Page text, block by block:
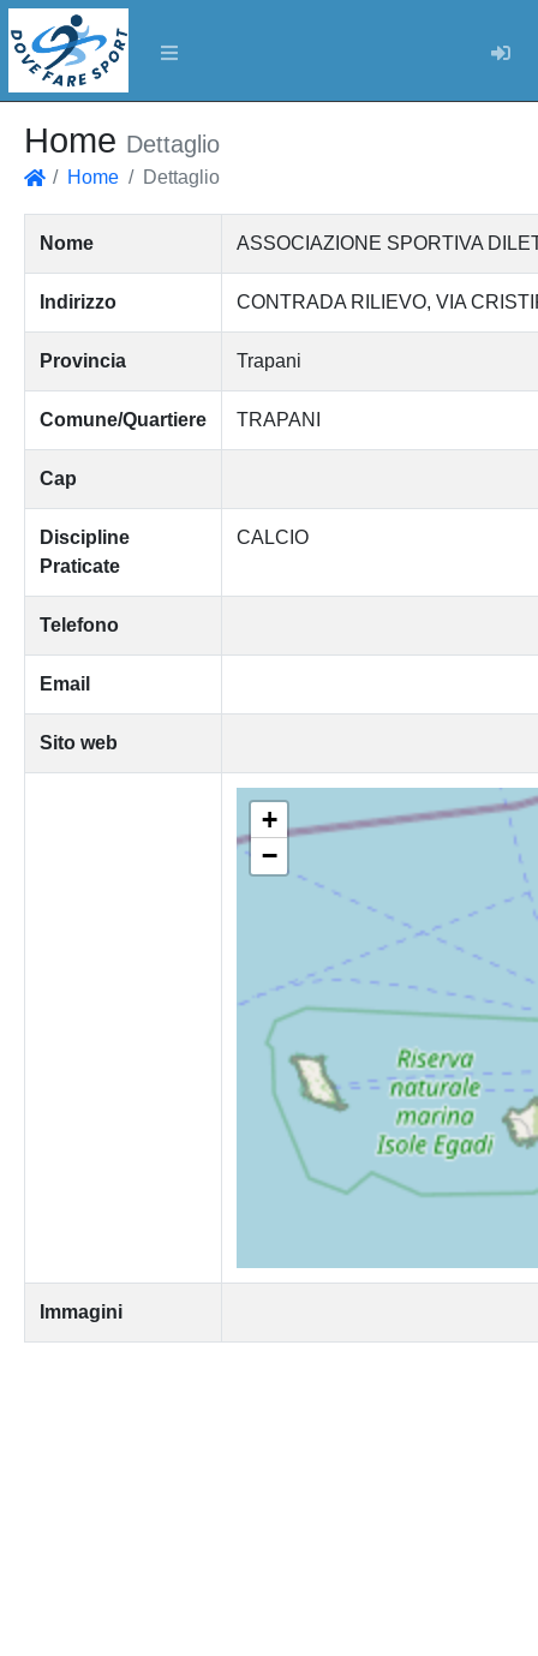
Home Dettaglio
Home Dettaglio
Nome ASSOCIAZIONE SPORTIVA
Indirizzo CONTRADA RILIEVO, VIA
Provincia Trapani
Comune/Quartiere TRAPANI
Cap
Discipline
Praticate
CALCIO
Telefono
Email
Sito web
+
−
Immagini